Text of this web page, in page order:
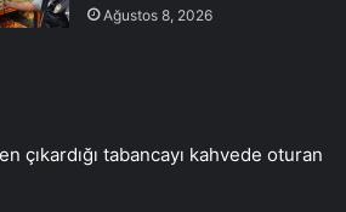
Ağustos 8, 2026
tabancayı kahvede oturan